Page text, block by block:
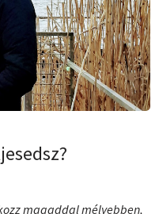
magaddal mélyebben,